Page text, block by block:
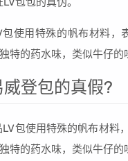
使用特殊的帆布材料
特的药水味，类似牛仔
登包的真假?
包使用特殊的帆布材
特的药水味，类似牛仔